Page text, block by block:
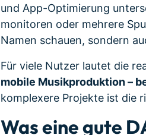
und App-Optimierung
monitoren oder mehrere
Namen schauen, sondern
Für viele Nutzer lautet die
mobile Musikproduktion –
komplexere Projekte ist die
Was eine gute